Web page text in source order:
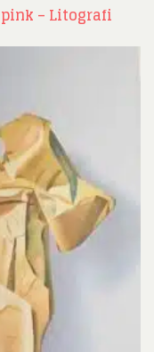
– Litografi